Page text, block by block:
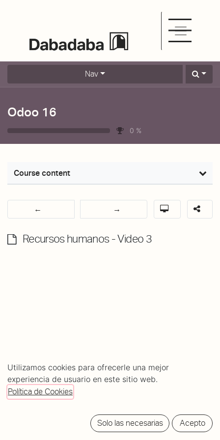
Nav
Odoo 16
0 %
Course content
Recursos humanos - Video 3
About Comments ( 0
0
Utilizamos cookies para ofrecerle una mejor
experiencia de usuario en este sitio web.
Política de Cookies
Solo las necesarias Acepto